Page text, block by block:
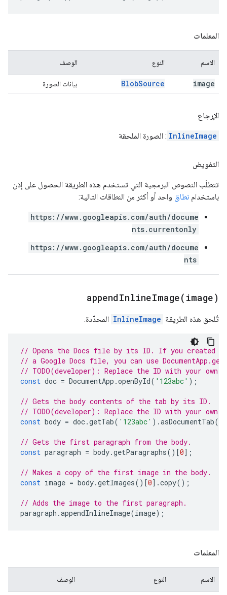
المعلمات
الاسم النوع الوصف
image
BlobSource بيانات الصورة
الإرجاع
InlineImage : الصورة الملحقة
التفويض
تتطلّب النصوص البرمجية التي تستخدم هذه الطريقة الحصول على إذن
باستخدام نطاق واحد أو أكثر من النطاقات التالية:
https://www.googleapis.com/auth/docume
nts.currentonly
https://www.googleapis.com/auth/docume
nts
appendInlineImage( image)
تُلحق هذه الطريقة InlineImage المحدّدة.
// Opens the Docs file by its ID. If you created
// a Google Docs file, you can use
// TODO(developer): Replace the ID with your own.
const doc = DocumentApp .openById( '123abc' );
// Gets the body contents of the tab by its ID.
// TODO(developer): Replace the ID with your own.
const body = doc.getTab( '123abc' ).asDocumentTab().
// Gets the first paragraph from the body.
const paragraph = body.getParagraphs()[0];
// Makes a copy of the first image in the body.
const image = body.getImages()[0].copy();
// Adds the image to the first paragraph.
paragraph .appendInlineImage(image);
المعلمات
الاسم النوع الوصف